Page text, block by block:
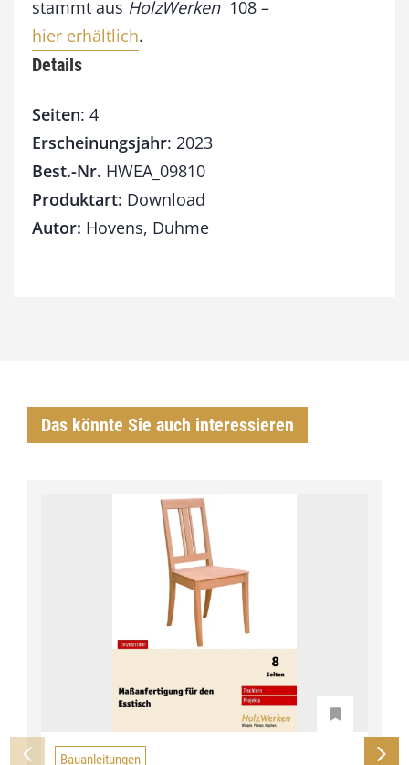
stammt aus HolzWerken 108 –
hier erhältlich.
Details
Seiten: 4
Erscheinungsjahr: 2023
Best.-Nr. HWEA_09810
Produktart: Download
Autor: Hovens, Duhme
Das könnte Sie auch interessieren
Bauanleitungen